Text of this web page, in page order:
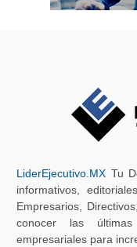
LiderEjecutivo.MX Tu
informativos,
Empresarios,
conocer las
empresariales para